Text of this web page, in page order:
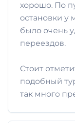
хорошо. По
остановки у
было очень
переездов.
Стоит
подобный
так много